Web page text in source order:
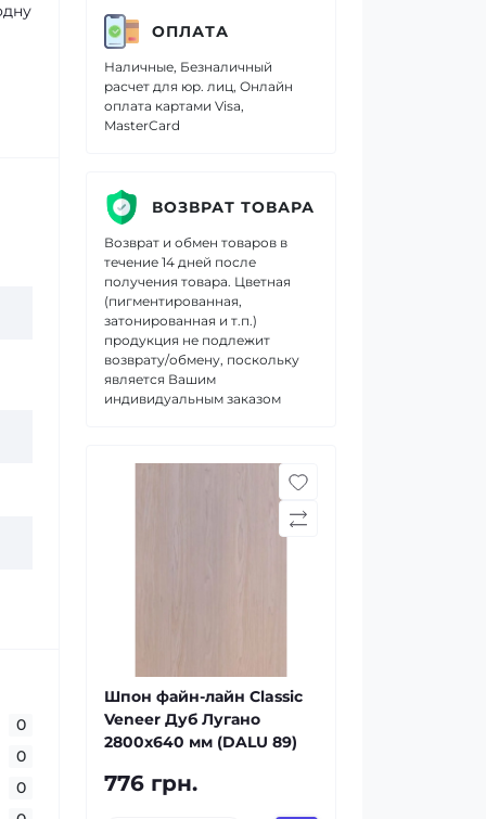
0
0
0
ОПЛАТА
Наличные, Безналичный
расчет для юр. лиц, Онлайн
оплата картами Visa,
MasterCard
ВОЗВРАТ ТОВАРА
Возврат и обмен товаров в
течение 14 дней после
получения товара. Цветная
(пигментированная,
затонированная и т.п.)
продукция не подлежит
возврату/обмену, поскольку
является Вашим
индивидуальным заказом
Шпон файн-лайн Classic
Veneer Дуб Лугано
2800x640 мм (DALU 89)
776 грн.